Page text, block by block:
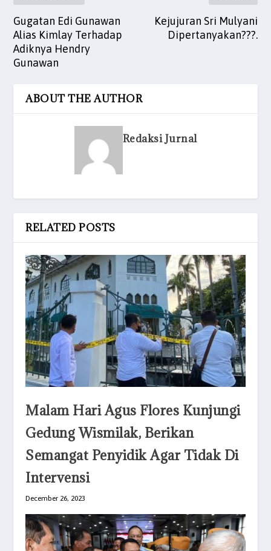
Gugatan Edi Gunawan
Alias Kimlay Terhadap
Adiknya Hendry
Gunawan
Kejujuran Sri Mulyani
Dipertanyakan???.
ABOUT THE AUTHOR
Redaksi Jurnal
RELATED POSTS
Malam Hari Agus Flores Kunjungi
Gedung Wismilak, Berikan
Semangat Penyidik Agar Tidak Di
Intervensi
December 26, 2023